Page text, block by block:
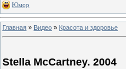
Юмор
Главная » Видео » Красота и здоровье
Stella McCartney. 2004